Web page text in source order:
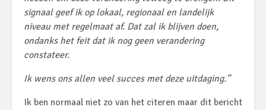
signaal geef ik op lokaal, regionaal en landelijk
niveau met regelmaat af. Dat zal ik blijven doen,
ondanks het feit dat ik nog geen verandering
constateer.
Ik wens ons allen veel succes met deze uitdaging.”
Ik ben normaal niet zo van het citeren maar dit bericht